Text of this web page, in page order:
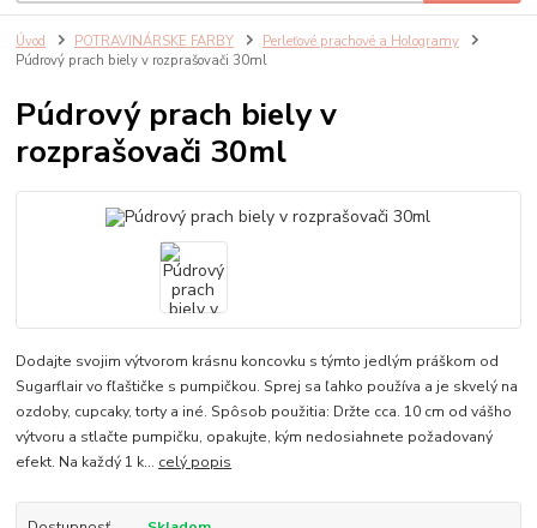
Úvod POTRAVINÁRSKE FARBY
Perleťové prachové a Hologramy
Púdrový prach biely v rozprašovači 30ml
Púdrový prach biely v
rozprašovači 30ml
Dodajte svojim výtvorom krásnu koncovku s týmto jedlým práškom od
Sugarflair vo fľaštičke s pumpičkou. Sprej sa ľahko používa a je skvelý na
ozdoby, cupcaky, torty a iné. Spôsob použitia: Držte cca. 10 cm od vášho
výtvoru a stlačte pumpičku, opakujte, kým nedosiahnete požadovaný
efekt. Na každý 1 k... celý popis